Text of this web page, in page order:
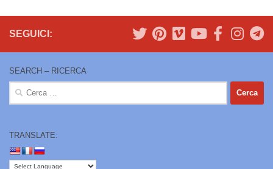
SEGUICI:
SEARCH – RICERCA
Ricerca
TRANSLATE: